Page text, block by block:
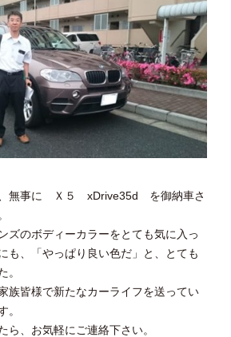
、無事に Ｘ５ xDrive35d を御納車さ
ズのボディーカラーをとても気に入っ
も、「やっぱり良い色だ」と、とても
。
族皆様で新たなカーライフを送ってい
。
ら、お気軽にご連絡下さい。